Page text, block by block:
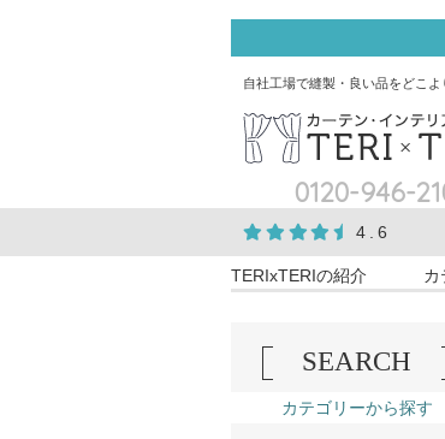
自社工場で縫製・良い品をどこ
0120-946-
4.6
TERIxTERIの紹介 カ
SEARCH
カテゴリーから探す